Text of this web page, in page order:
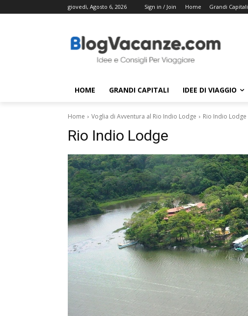
giovedì, Agosto 6, 2026 Sign in / Join Home Grandi Capitali
HOME GRANDI CAPITALI IDEE DI VIAGGIO
Home Voglia di Avventura al Rio Indio Lodge Rio Indio Lodge
Rio Indio Lodge